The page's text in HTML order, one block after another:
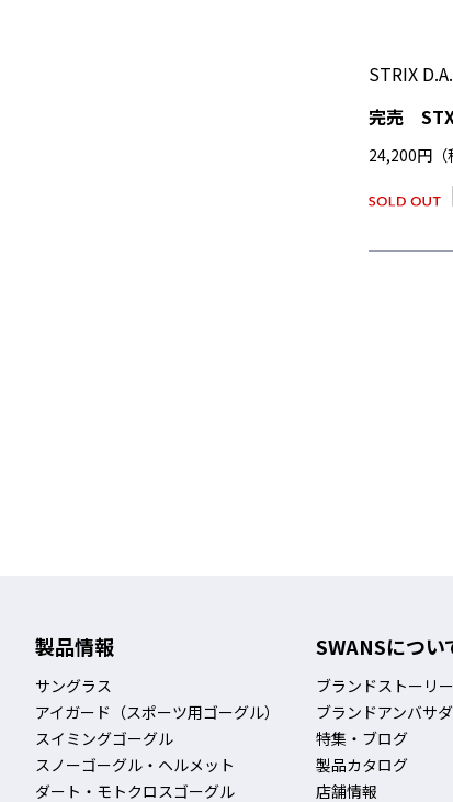
STRIX
完売 STX
24,200円（
製品情報
サングラス
アイガード（スポーツ用ゴーグル）
スイミングゴーグル
スノーゴーグル・ヘルメット
ダート・モトクロスゴーグル
SWANSについ
ブランドストーリー
ブランドアンバサ
特集・ブログ
製品カタログ
店舗情報